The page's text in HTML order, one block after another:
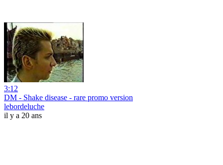
3:12
DM - Shake disease - rare promo version
lebordeluche
il y a 20 ans